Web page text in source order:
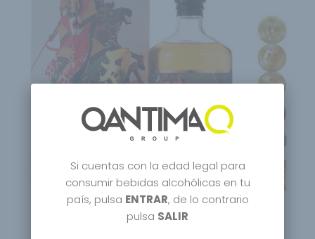
Si cuentas con la edad legal para
consumir bebidas alcohólicas en tu
país, pulsa ENTRAR, de lo contrario
pulsa SALIR